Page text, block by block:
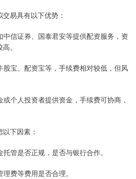
易具有以下优势：
中信证券、国泰君安等提供配资服务，资
。
股宝、配资宝等，手续费相对较低，但风
个人投资者提供资金，手续费可协商，
下因素：
管是否正规，是否与银行合作。
费等费用是否合理。